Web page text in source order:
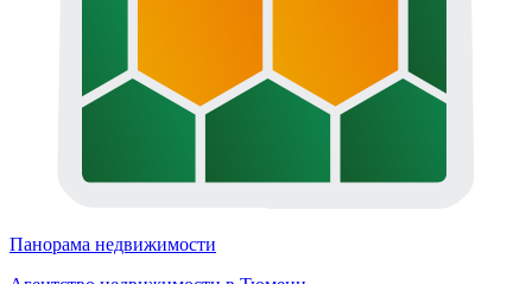
Панорама недвижимости